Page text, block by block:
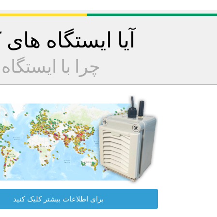
آیا ایستگاه
چرا با
برای اطلاعات بیشتر کلیک کنید